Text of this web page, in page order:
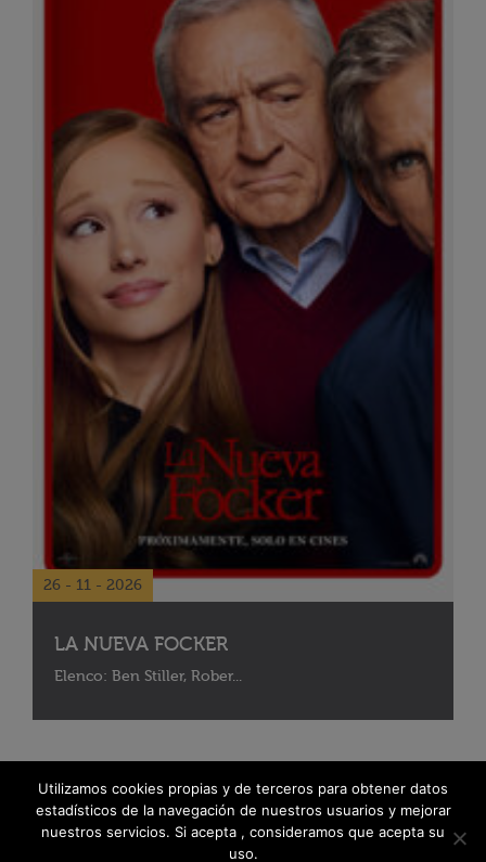
26 - 11 - 2026
LA NUEVA FOCKER
Elenco: Ben Stiller, Rober...
Utilizamos cookies propias y de terceros para obtener datos
estadísticos de la navegación de nuestros usuarios y mejorar
nuestros servicios. Si acepta , consideramos que acepta su
uso.